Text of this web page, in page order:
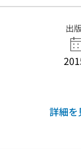
出
詳細を